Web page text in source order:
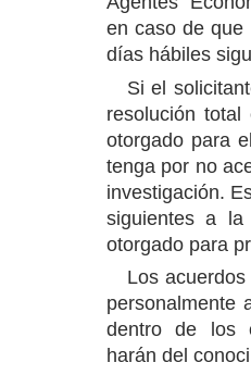
en caso de que
días hábiles
Si el
resolución
otorgado para
tenga por no
investigación.
siguientes a
otorgado para
Los
personalmente
dentro de los
harán del